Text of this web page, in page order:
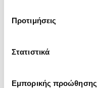
Προτιμήσεις
Στατιστικά
Εμπορικής προώθησης